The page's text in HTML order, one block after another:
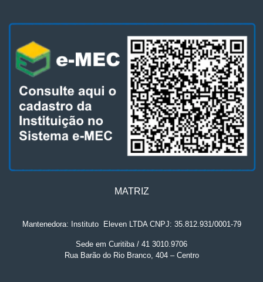
MATRIZ
Mantenedora: Instituto. Eleven LTDA CNPJ: 35.812.931/0001-79
Sede em Curitiba / 41 3010.9706
Rua Barão do Rio Branco, 404 – Centro